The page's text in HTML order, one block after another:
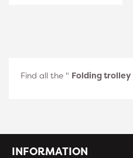
Find all the " Folding trolley
INFORMATION